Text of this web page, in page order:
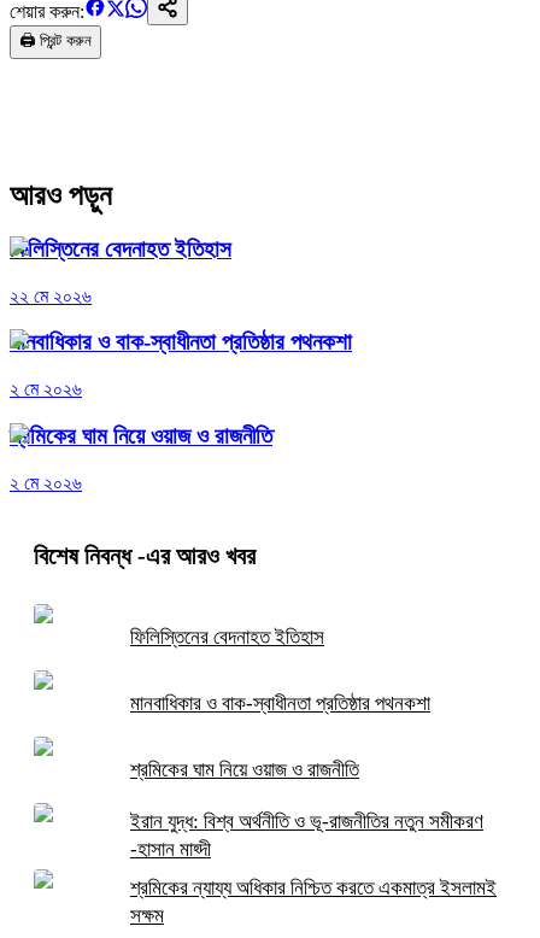
শেয়ার করুন:
🖨️ প্রিন্ট করুন
আরও পড়ুন
ফিলিস্তিনের বেদনাহত ইতিহাস
২২ মে ২০২৬
মানবাধিকার ও বাক-স্বাধীনতা প্রতিষ্ঠার পথনকশা
২ মে ২০২৬
শ্রমিকের ঘাম নিয়ে ওয়াজ ও রাজনীতি
২ মে ২০২৬
বিশেষ নিবন্ধ-এর আরও খবর
ফিলিস্তিনের বেদনাহত ইতিহাস
মানবাধিকার ও বাক-স্বাধীনতা প্রতিষ্ঠার পথনকশা
শ্রমিকের ঘাম নিয়ে ওয়াজ ও রাজনীতি
ইরান যুদ্ধ: বিশ্ব অর্থনীতি ও ভূ-রাজনীতির নতুন সমীকরণ
-হাসান মাহ্দী
শ্রমিকের ন্যায্য অধিকার নিশ্চিত করতে একমাত্র ইসলামই
সক্ষম